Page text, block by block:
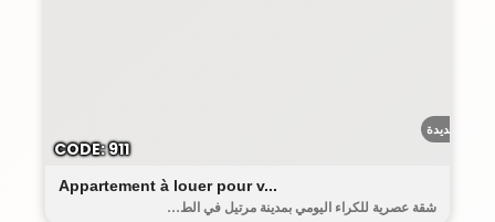
الجديدة
Appartement à louer pour v...
شقة عصرية للكراء اليومي بمدينة مرتيل في الط...
CODE: 911